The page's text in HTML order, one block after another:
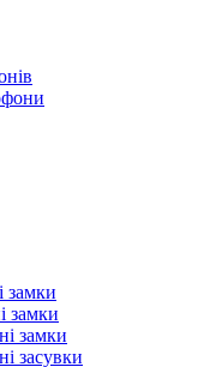
замки
замки
замки
засувки